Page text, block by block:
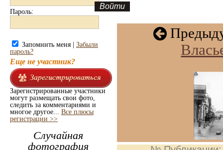
Пароль:
Запомнить меня | Забыли
пароль?
Еще не участник?
Зарегистрированные участники
могут размещать свои фото,
следить за комментариями и
многое другое... Все плюсы
регистрации >>
Случайная
фотография